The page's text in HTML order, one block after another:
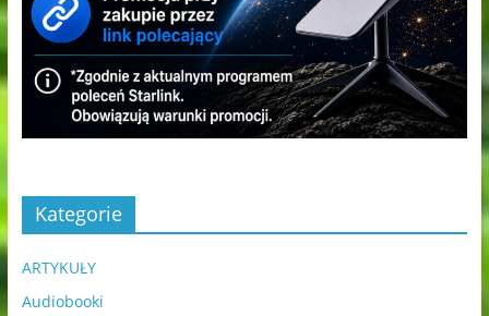
Kategorie
ARTYKUŁY
Audiobooki